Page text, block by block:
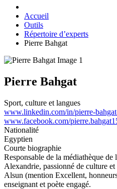
Accueil
Outils
Répertoire d’experts
Pierre Bahgat
Pierre Bahgat
Sport, culture et langues
www.linkedin.com/in/pierre-
www.facebook.com/
Nationalité
Egyptien
Courte biographie
Responsable de la médiathèque de
Alexandrie, passionné de culture
Alsun (mention Excellent,
enseignant et poète engagé.